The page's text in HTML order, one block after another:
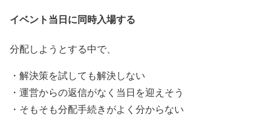
イベント当日に同時入場する
分配しようとする中で、
・解決策を試しても解決しない
・運営からの返信がなく当日を迎えそう
・そもそも分配手続きがよく分からない